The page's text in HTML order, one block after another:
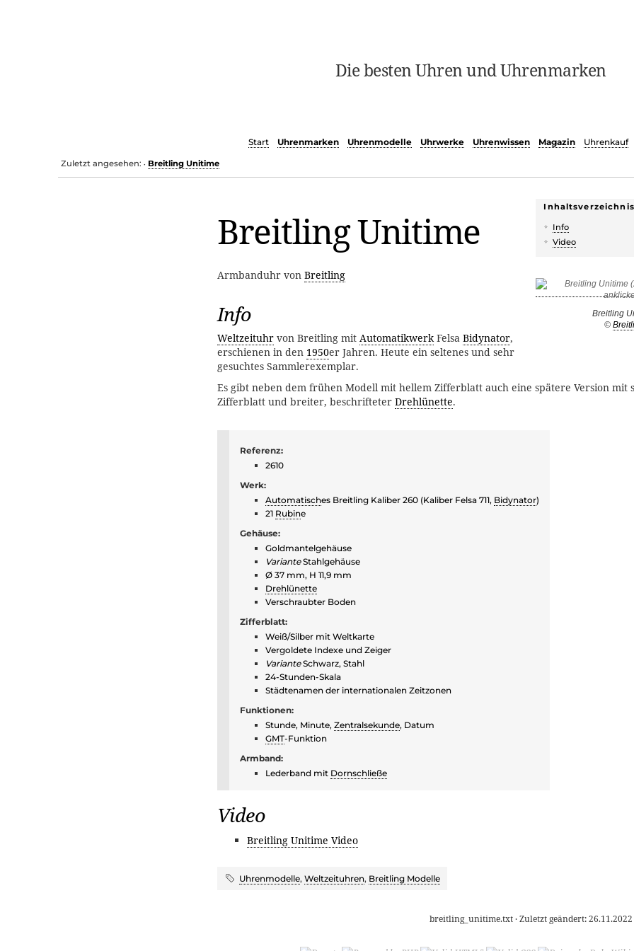
Die besten Uhren und Uhrenmarken
Start
Uhrenmarken Uhrenmodelle Uhrwerke Uhrenwissen Magazin Uhrenkauf
Zuletzt angesehen: • Breitling Unitime
Inhaltsverzeichnis
Info
Video
Breitling Unitime
Breitling
©
Armbanduhr von Breitling
Info
Weltzeituhr von Breitling mit AutomatikwerkFelsa Bidynator,
erschienen in den 1950er Jahren. Heute ein seltenes und sehr
gesuchtes Sammlerexemplar.
Es gibt neben dem frühen Modell mit hellem Zifferblatt auch eine spätere Version mit
Zifferblatt und breiter, beschrifteter Drehlünette.
Referenz:
2610
Werk:
Automatisches Breitling Kaliber 260 (Kaliber Felsa 711, Bidynator)
21 Rubine
Gehäuse:
Goldmantelgehäuse
VarianteStahlgehäuse
Ø 37 mm, H 11,9 mm
Drehlünette
Verschraubter Boden
Zifferblatt:
Weiß/Silber mit Weltkarte
Vergoldete Indexe und Zeiger
VarianteSchwarz, Stahl
24-Stunden-Skala
Städtenamen der internationalen Zeitzonen
Funktionen:
Stunde, Minute, Zentralsekunde, Datum
GMT-Funktion
Armband:
Lederband mit Dornschließe
Video
Breitling Unitime Video
Uhrenmodelle, Weltzeituhren, Breitling Modelle
breitling_unitime.txt· Zuletzt geändert: